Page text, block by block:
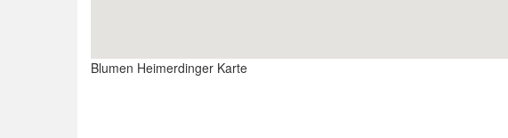
Blumen Heimerdinger Karte